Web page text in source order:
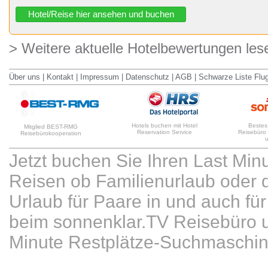
Hotel/Reise hier ansehen und buchen
> Weitere aktuelle Hotelbewertungen
Über uns Kontakt Impressum Datenschutz AGB Schwarze Liste
Mitglied BEST-RMG
Reisebürokooperation
Hotels buchen mit Hotel
Reservation Service
Jetzt buchen Sie Ihren Last
Reisen ob Familienurlaub oder
Urlaub für Paare in und auch
beim sonnenklar.TV Reisebüro
Minute Restplätze-